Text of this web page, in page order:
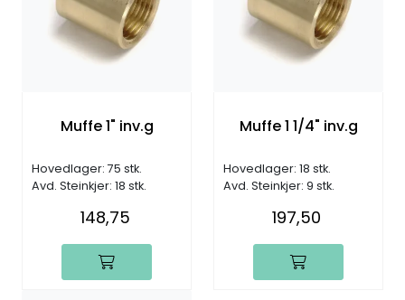
Muffe 1" inv.g
Hovedlager: 75 stk.
Avd. Steinkjer: 18 stk.
148,75
Muffe 1 1/4" inv.g
Hovedlager: 18 stk.
Avd. Steinkjer: 9 stk.
197,50